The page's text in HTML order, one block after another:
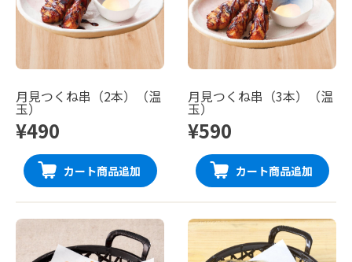
月見つくね串（2本）（温
玉）
¥490
カート商品追加
月見つくね串（3本）（温
玉）
¥590
カート商品追加